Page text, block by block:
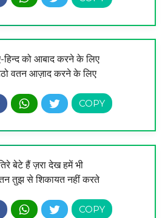
हिन्द को आबाद करने के लिए
वतन आज़ाद करने के लिए
बेटे हैं ज़रा देख हमें भी
तुझ से शिकायत नहीं करते